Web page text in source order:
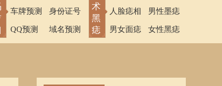
车牌预测
QQ预测
身份证号
域名预测
术
黑
痣
人脸痣相
男女面痣
男性墨痣
女性黑痣